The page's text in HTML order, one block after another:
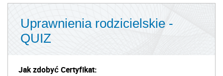
Uprawnienia rodzicielskie -
QUIZ
Jak zdobyć Certyfikat: